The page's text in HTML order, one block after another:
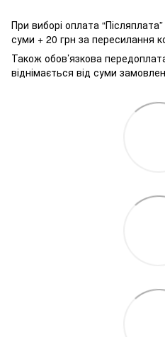
При виборі оплата
суми + 20 грн за пересилання
Також обов’язкова
віднімається від суми